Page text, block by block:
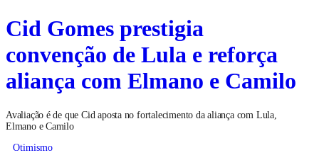
Cid Gomes prestigia
convenção de Lula e reforça
aliança com Elmano e Camilo
Avaliação é de que Cid aposta no fortalecimento da aliança com Lula,
Elmano e Camilo
Otimismo